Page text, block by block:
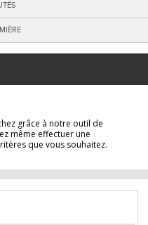
grâce à notre outil de
même effectuer une
que vous souhaitez.